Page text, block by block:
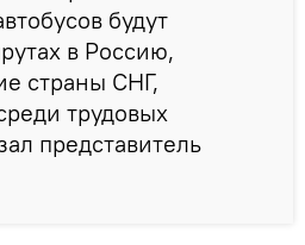
будут
в Россию,
страны СНГ,
трудовых
представитель